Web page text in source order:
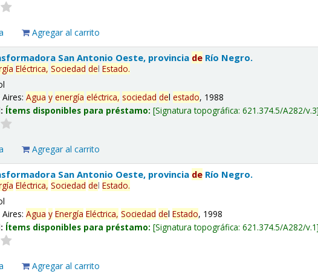
Agregar al carrito
San Antonio Oeste, provincia de Río Negro.
Eléctrica, Sociedad delEstado.
Aires:Agua y energía eléctrica, sociedad delestado, 1988
Ítems disponibles para préstamo: Signatura topográfica:621.374.5/A282/v.3
Agregar al carrito
San Antonio Oeste, provincia de Río Negro.
Eléctrica, Sociedad delEstado.
Aires:Agua y Energía Eléctrica, Sociedad delEstado, 1998
Ítems disponibles para préstamo: Signatura topográfica:621.374.5/A282/v.1
Agregar al carrito